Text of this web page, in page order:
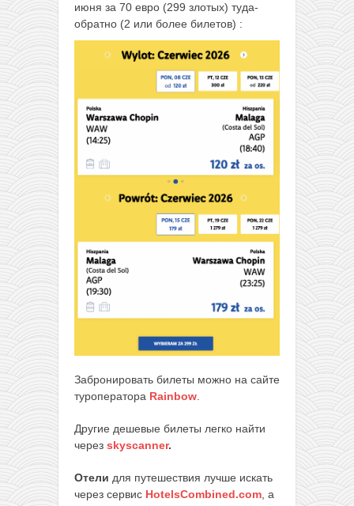
июня за 70 евро (299 злотых) туда-
обратно (2 или более билетов) :
Забронировать билеты можно на сайте
туроператора Rainbow
Другие дешевые билеты легко найти
через skyscanner.
Отели для путешествия лучше искать
через сервис HotelsCombined.com , а